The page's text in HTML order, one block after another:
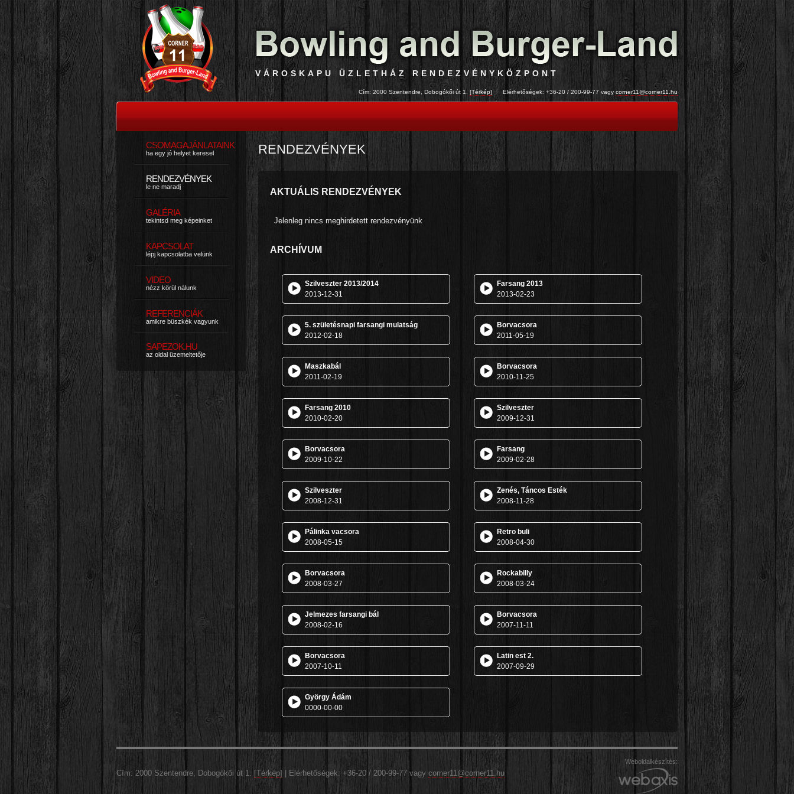
VÁROSKAPU ÜZLETHÁZ RENDEZVÉNYKÖZPONT
Cím: 2000 Szentendre, Dobogókői út 1. [Térkép]Elérhetőségek: +36-20 / 200-99-77 vagy corner11@corner11.hu
CSOMAGAJÁNLATAINK
ha egy jó helyet keresel
RENDEZVÉNYEK
le ne maradj
GALÉRIA
tekintsd meg képeinket
KAPCSOLAT
lépj kapcsolatba velünk
VIDEO
nézz körül nálunk
REFERENCIÁK
amikre büszkék vagyunk
SAPEZOK.HU
az oldal üzemeltetője
RENDEZVÉNYEK
AKTUÁLIS RENDEZVÉNYEK
Jelenleg nincs meghirdetett rendezvényünk
ARCHÍVUM
Szilveszter 2013/2014
2013-12-31
Farsang 2013
2013-02-23
5. születésnapi farsangi mulatság
2012-02-18
Borvacsora
2011-05-19
Maszkabál
2011-02-19
Borvacsora
2010-11-25
Farsang 2010
2010-02-20
Szilveszter
2009-12-31
Borvacsora
2009-10-22
Farsang
2009-02-28
Szilveszter
2008-12-31
Zenés, Táncos Esték
2008-11-28
Pálinka vacsora
2008-05-15
Retro buli
2008-04-30
Borvacsora
2008-03-27
Rockabilly
2008-03-24
Jelmezes farsangi bál
2008-02-16
Borvacsora
2007-11-11
Borvacsora
2007-10-11
Latin est 2.
2007-09-29
György Ádám
0000-00-00
Cím: 2000 Szentendre, Dobogókői út 1. [Térkép] | Elérhetőségek: +36-20 / 200-99-77 vagy corner11@corner11.hu
Weboldalkészítés: